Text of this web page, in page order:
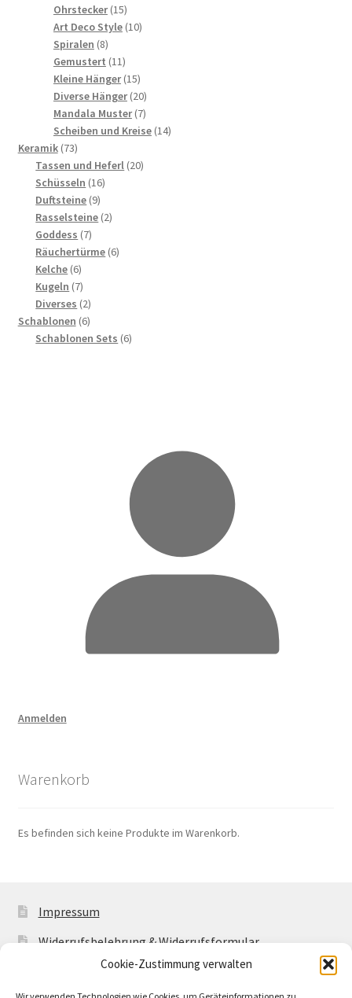
Cookie-Zustimmung verwalten
Ohrstecker 1515
Produkte
Art Deco Style 1010
Spiralen 88
Produkte
Gemustert 1111
Produkte
Kleine Hänger 1515
Produkte
Diverse Hänger 2020
Produkte
Mandala Muster 77
Produkte
Scheiben und Kreise 1414
Keramik 7373
Produkte
Tassen und Heferl 2020
Schüsseln 1616
Duftsteine 99
Produkte
Rasselsteine 22
Goddess 77
Produkte
Räuchertürme 66
Kelche 66
Produkte
Kugeln 77
Produkte
Diverses 22
Produkte
Schablonen 66
Produkte
Schablonen Sets 66
Anmelden
Warenkorb
Es befinden sich keine Produkte im Warenkorb.
Impressum
Widerrufsbelehrung & Widerrufsformular
Allgemeine Geschäftsbedingungen mit